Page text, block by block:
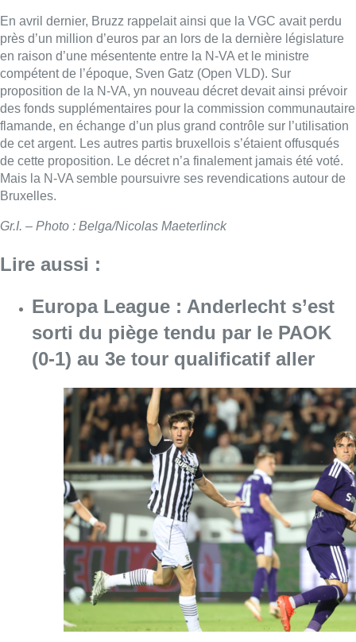
En avril dernier, Bruzz rappelait ainsi que la VGC avait perdu
près d’un million d’euros par an lors de la dernière législature
en raison d’une mésentente entre la N-VA et le ministre
compétent de l’époque, Sven Gatz (Open VLD). Sur
proposition de la N-VA, yn nouveau décret devait ainsi prévoir
des fonds supplémentaires pour la commission communautaire
flamande, en échange d’un plus grand contrôle sur l’utilisation
de cet argent. Les autres partis bruxellois s’étaient offusqués
de cette proposition. Le décret n’a finalement jamais été voté.
Mais la N-VA semble poursuivre ses revendications autour de
Bruxelles.
Gr.I. – Photo : Belga/Nicolas Maeterlinck
Lire aussi :
Europa League : Anderlecht s’est
sorti du piège tendu par le PAOK
(0-1) au 3e tour qualificatif aller